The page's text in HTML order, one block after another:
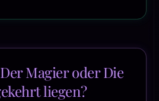
Magier oder Die
liegen?